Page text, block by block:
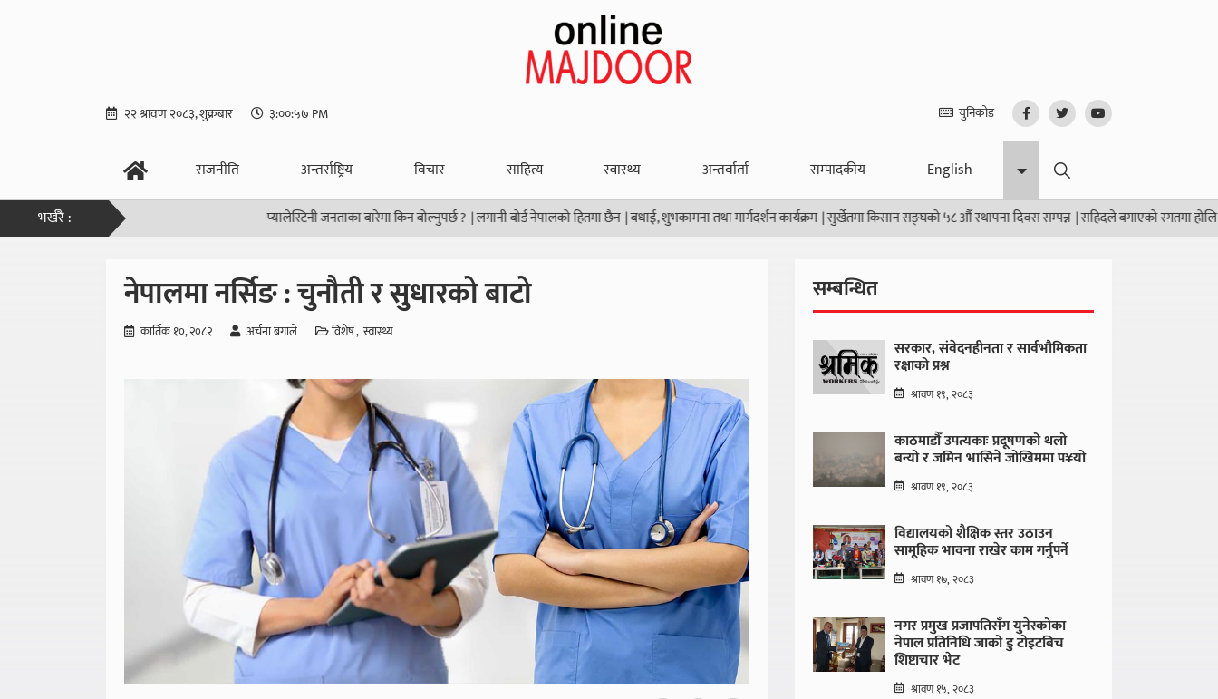
२२ श्रावण २०८३, शुक्रबार ३:००:५८ PM युनिकोड
राजनीति अन्तर्राष्ट्रिय विचार साहित्य स्वास्थ्य अन्तर्वार्ता सम्पादकीय
English
भर्खरै :
प्यालेस्टिनी जनताका बारेमा किन बोल्नुपर्छ ? |लगानी बोर्ड नेपालको हितमा छैन |बधाई, शुभकामना तथा मार्गदर्शन कार्यक्रम |सुर्खेतमा किसान सङ्घको ५८ औँ स्थापना दिवस सम्पन्न |सहिदले बगाएको रगतमा होलि
नेपालमा नर्सिङ : चुनौती र सुधारको बाटो
कार्तिक १०, २०८२ अर्चना बगाले विशेष स्वास्थ्य
सम्बन्धित
सरकार, संवेदनहीनता र सार्वभौमिकता
रक्षाको प्रश्न
श्रावण १९, २०८३
काठमाडौँ उपत्यकाः प्रदूषणको थलो
बन्यो र जमिन भासिने जोखिममा प¥यो
श्रावण १९, २०८३
विद्यालयको शैक्षिक स्तर उठाउन
सामूहिक भावना राखेर काम गर्नुपर्ने
श्रावण १७, २०८३
नगर प्रमुख प्रजापतिसँग युनेस्कोका
नेपाल प्रतिनिधि जाको डु टोइटबिच
शिष्टाचार भेट
श्रावण १५, २०८३